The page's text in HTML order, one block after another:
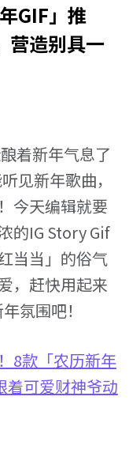
GIF」推
营造别具一
着新年气息了
见新年歌曲，
今天编辑就要
的IG Story Gif
当当」的俗气
，赶快用起来
氛围吧！
8款「农历新年
着可爱财神爷动